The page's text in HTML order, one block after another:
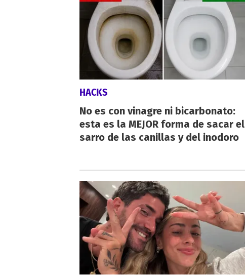
HACKS
No es con vinagre ni bicarbonato:
esta es la MEJOR forma de sacar el
sarro de las canillas y del inodoro